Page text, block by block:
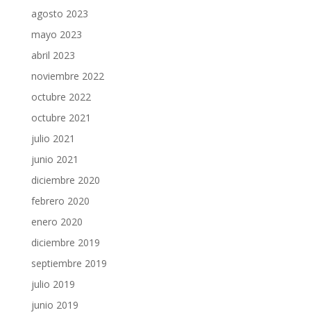
agosto 2023
mayo 2023
abril 2023
noviembre 2022
octubre 2022
octubre 2021
julio 2021
junio 2021
diciembre 2020
febrero 2020
enero 2020
diciembre 2019
septiembre 2019
julio 2019
junio 2019